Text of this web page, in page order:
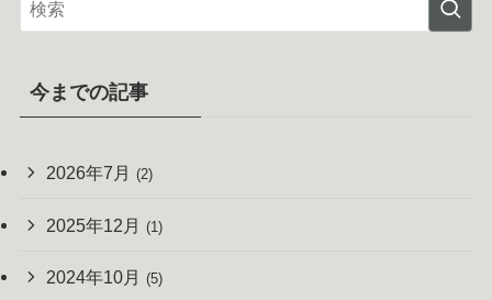
今までの記事
2026年7月 (2)
2025年12月 (1)
2024年10月 (5)